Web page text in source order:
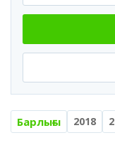
Барлығы 2018